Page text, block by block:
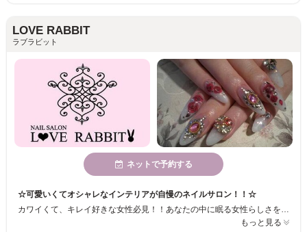
LOVE RABBIT
ラブラビット
ネットで予約する
☆可愛いくてオシャレなインテリアが自慢のネイルサロン！！☆
カワイくて、キレイ好きな女性必見！！あなたの中に眠る女性らしさを発見できるサロン♪♪ いつもと違った、美しさ手に入れられるサロン！！
もっと見る